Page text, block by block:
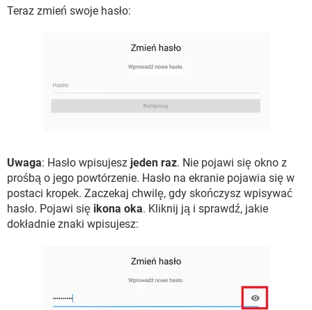
Teraz zmień swoje hasło:
Uwaga: Hasło wpisujesz jeden raz. Nie pojawi się okno z
prośbą o jego powtórzenie. Hasło na ekranie pojawia się w
postaci kropek. Zaczekaj chwilę, gdy skończysz wpisywać
hasło. Pojawi się ikona oka. Kliknij ją i sprawdź, jakie
dokładnie znaki wpisujesz: